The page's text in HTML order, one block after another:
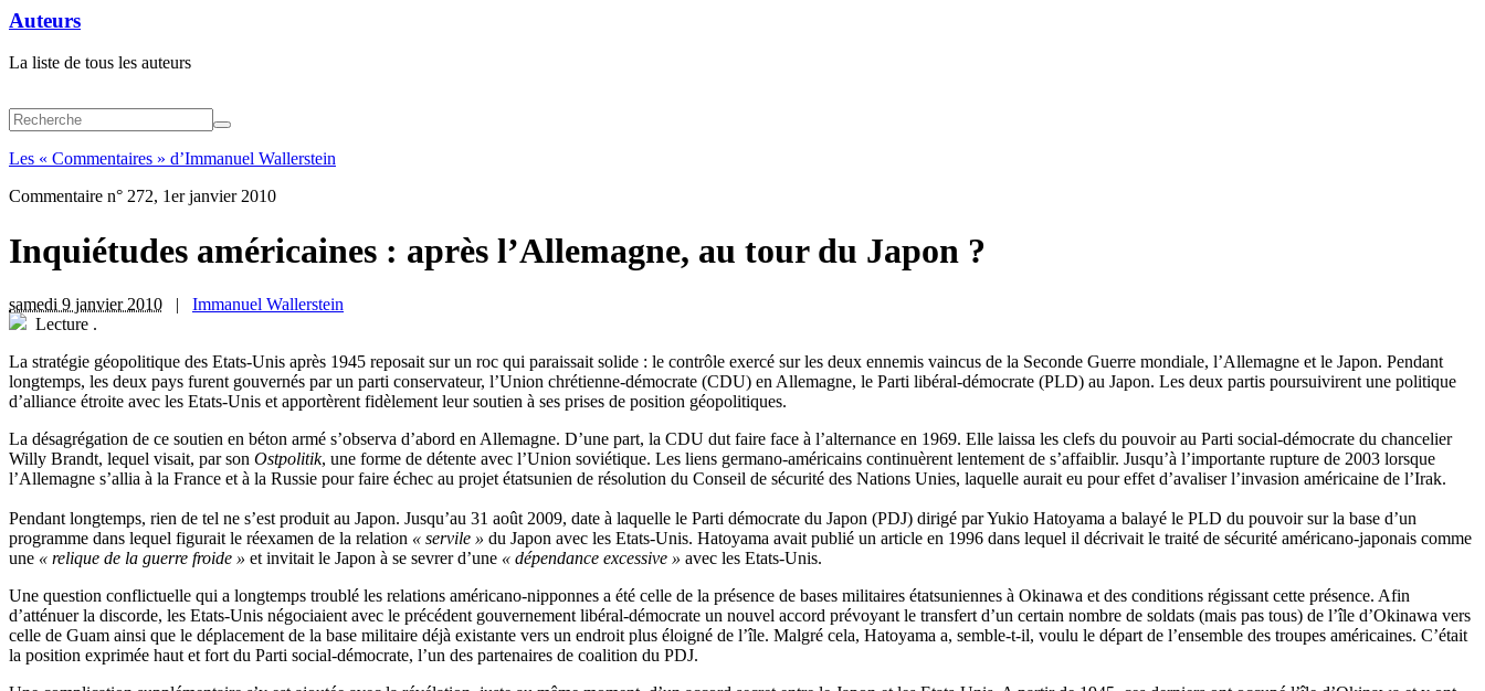
Auteurs
La liste de tous les auteurs
Les « Commentaires » d’Immanuel Wallerstein
Commentaire n° 272, 1er janvier 2010
Inquiétudes américaines : après l’Allemagne, au tour du Japon ?
samedi 9 janvier 2010 | Immanuel Wallerstein
Lecture .
La stratégie géopolitique des Etats-Unis après 1945 reposait sur un roc qui paraissait solide : le contrôle exercé sur les deux ennemis vaincus de la Seconde Guerre mondiale, l’Allemagne et le Japon. Pendant
longtemps, les deux pays furent gouvernés par un parti conservateur, l’Union chrétienne-démocrate (CDU) en Allemagne, le Parti libéral-démocrate (PLD) au Japon. Les deux partis poursuivirent une politique
d’alliance étroite avec les Etats-Unis et apportèrent fidèlement leur soutien à ses prises de position géopolitiques.
La désagrégation de ce soutien en béton armé s’observa d’abord en Allemagne. D’une part, la CDU dut faire face à l’alternance en 1969. Elle laissa les clefs du pouvoir au Parti social-démocrate du chancelier
Willy Brandt, lequel visait, par son Ostpolitik, une forme de détente avec l’Union soviétique. Les liens germano-américains continuèrent lentement de s’affaiblir. Jusqu’à l’importante rupture de 2003 lorsque
l’Allemagne s’allia à la France et à la Russie pour faire échec au projet étatsunien de résolution du Conseil de sécurité des Nations Unies, laquelle aurait eu pour effet d’avaliser l’invasion américaine de l’Irak.
Pendant longtemps, rien de tel ne s’est produit au Japon. Jusqu’au 31 août 2009, date à laquelle le Parti démocrate du Japon (PDJ) dirigé par Yukio Hatoyama a balayé le PLD du pouvoir sur la base d’un
programme dans lequel figurait le réexamen de la relation « servile » du Japon avec les Etats-Unis. Hatoyama avait publié un article en 1996 dans lequel il décrivait le traité de sécurité américano-japonais comme
une « relique de la guerre froide » et invitait le Japon à se sevrer d’une « dépendance excessive » avec les Etats-Unis.
Une question conflictuelle qui a longtemps troublé les relations américano-nipponnes a été celle de la présence de bases militaires étatsuniennes à Okinawa et des conditions régissant cette présence. Afin
d’atténuer la discorde, les Etats-Unis négociaient avec le précédent gouvernement libéral-démocrate un nouvel accord prévoyant le transfert d’un certain nombre de soldats (mais pas tous) de l’île d’Okinawa vers
celle de Guam ainsi que le déplacement de la base militaire déjà existante vers un endroit plus éloigné de l’île. Malgré cela, Hatoyama a, semble-t-il, voulu le départ de l’ensemble des troupes américaines. C’était
la position exprimée haut et fort du Parti social-démocrate, l’un des partenaires de coalition du PDJ.